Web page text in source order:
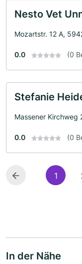
Nesto Vet
Mozartstr. 12 A,
0.0 (0
Stefanie
Massener Kirchweg
0.0 (0
1
In der Nähe